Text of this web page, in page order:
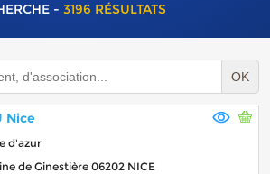
- 3196 RÉSULTATS
OK
Nice
d'azur
de Ginestière 06202 NICE